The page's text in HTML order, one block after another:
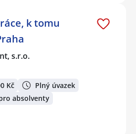
k tomu
s.r.o.
Kč
Plný úvazek
absolventy